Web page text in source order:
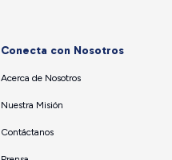
Conecta con Nosotros
Acerca de Nosotros
Nuestra Misión
Contáctanos